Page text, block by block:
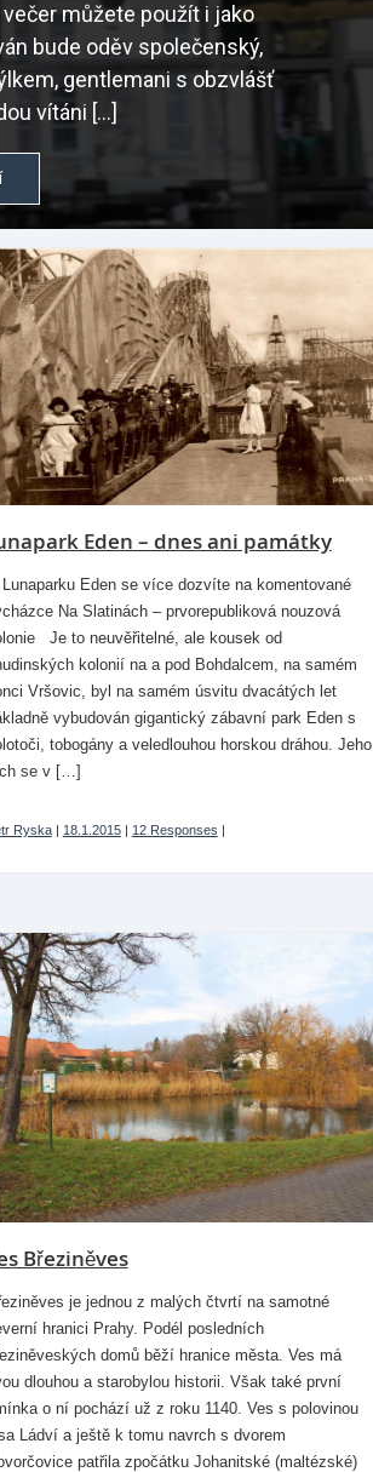
můžete použít i jako
bude oděv společenský,
gentlemani s obzvlášť
vítáni […]
Eden – dnes ani památky
Eden se více dozvíte na komentované
Na Slatinách – prvorepubliková nouzová
Je to neuvěřitelné, ale kousek od
kolonií na a pod Bohdalcem, na samém
Vršovic, byl na samém úsvitu dvacátých let
vybudován gigantický zábavní park Eden s
tobogány a veledlouhou horskou dráhou. Jeho
se v […]
Ryska| 18.1.2015| 12 Responses |
Březiněves
je jednou z malých čtvrtí na samotné
hranici Prahy. Podél posledních
domů běží hranice města. Ves má
dlouhou a starobylou historii. Však také první
o ní pochází už z roku 1140. Ves s polovinou
Ládví a ještě k tomu navrch s dvorem
patřila zpočátku Johanitské (maltézské)